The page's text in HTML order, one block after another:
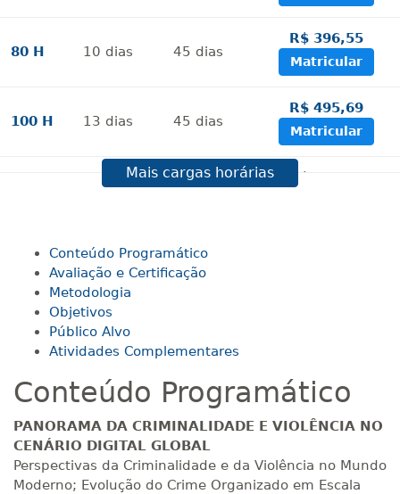
80 H 10 dias 45 dias
R$ 396,55
Matricular
100 H 13 dias 45 dias
R$ 495,69
Matricular
dias 60dias
R$ 594,81
140 H 18dias 60dias
160 H 20 dias
180 H 23dias 90dias
R$ 892,23
200 H 25 dias 90dias
Matricular
Mais cargas horárias
Conteúdo Programático
Avaliação e Certificação
Metodologia
Objetivos
Público Alvo
Atividades Complementares
Conteúdo Programático
PANORAMA DA CRIMINALIDADE E VIOLÊNCIA NO
CENÁRIO DIGITAL GLOBAL
Perspectivas da Criminalidade e da Violência no Mundo
Moderno; Evolução do Crime Organizado em Escala